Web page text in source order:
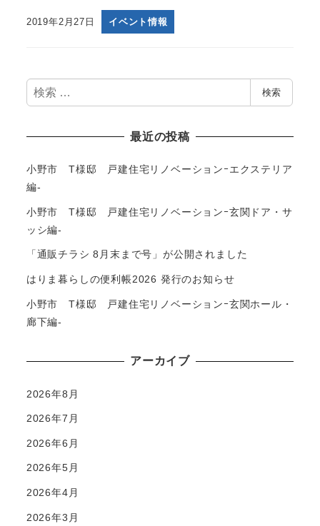
2019年2月27日 イベント情報
検
索
検索
最近の投稿
小野市 T様邸 戸建住宅リノベーションｰエクステリア
編-
小野市 T様邸 戸建住宅リノベーションｰ玄関ドア・サ
ッシ編-
「通販チラシ 8月末まで号」が公開されました
はりま暮らしの便利帳2026 発行のお知らせ
小野市 T様邸 戸建住宅リノベーションｰ玄関ホール・
廊下編-
アーカイブ
2026年8月
2026年7月
2026年6月
2026年5月
2026年4月
2026年3月